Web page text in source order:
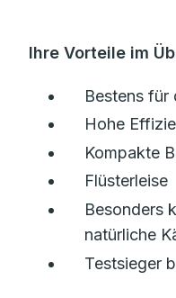
Ihre Vorteile im
Bestens für
Hohe
Kompakte
Flüsterleise
Besonders
natürliche
Testsieger